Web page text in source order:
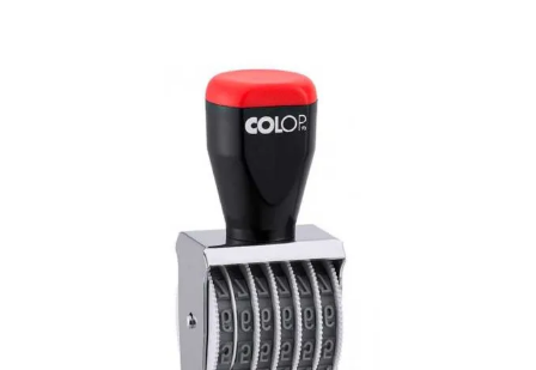
використанням лазерної
технології. Наш асортимент
– оснащення до печаток та
штампів, самонабірні
штампи, датери та
нумератори, штампи з